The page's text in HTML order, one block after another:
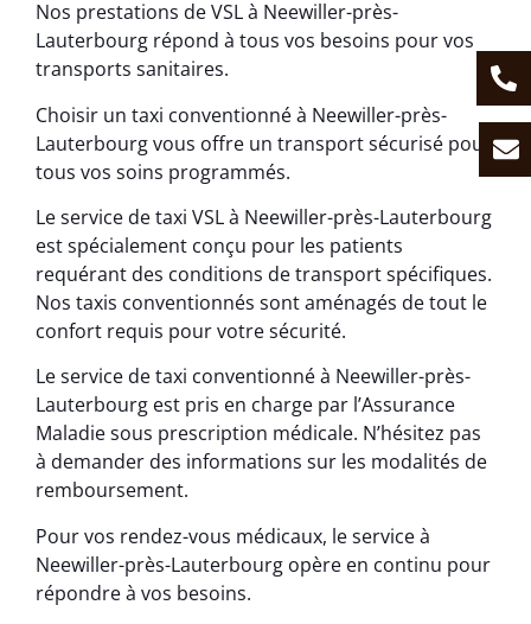
Nos prestations de VSL à Neewiller-près-
Lauterbourg répond à tous vos besoins pour vos
transports sanitaires.
Choisir un taxi conventionné à Neewiller-près-
Lauterbourg vous offre un transport sécurisé pour
tous vos soins programmés.
Le service de taxi VSL à Neewiller-près-Lauterbourg
est spécialement conçu pour les patients
requérant des conditions de transport spécifiques.
Nos taxis conventionnés sont aménagés de tout le
confort requis pour votre sécurité.
Le service de taxi conventionné à Neewiller-près-
Lauterbourg est pris en charge par l’Assurance
Maladie sous prescription médicale. N’hésitez pas
à demander des informations sur les modalités de
remboursement.
Pour vos rendez-vous médicaux, le service à
Neewiller-près-Lauterbourg opère en continu pour
répondre à vos besoins.